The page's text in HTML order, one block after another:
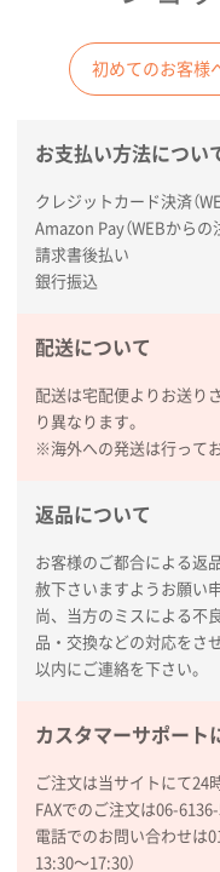
初めてのお客様
お支払い方法につい
クレジットカード決済（
Amazon Pay（WEBからの
請求書後払い
銀行振込
配送について
配送は宅配便よりお送り
り異なります。
※海外への発送は行って
返品について
お客様のご都合による返
赦下さいますようお願い
尚、当方のミスによる不
品・交換などの対応をさ
以内にご連絡を下さい。
カスタマーサポート
ご注文は当サイトにて24
FAXでのご注文は06-6136-
電話でのお問い合わせは
13:30〜17:30）